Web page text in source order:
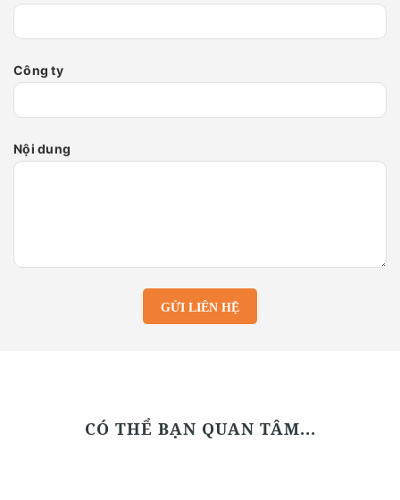
Công ty
Nội dung
GỬI LIÊN HỆ
CÓ THỂ BẠN QUAN TÂM...